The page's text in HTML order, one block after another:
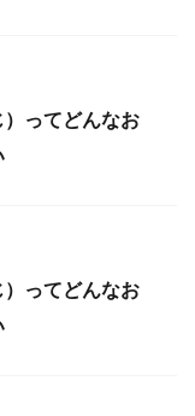
ってどんなお
ってどんなお